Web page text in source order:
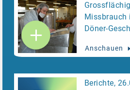
Missbrauch
Döner-
Anschauen
Berichte,